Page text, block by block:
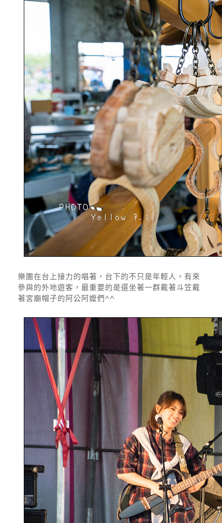
樂團在台上接力的唱著，台下的不只是年輕人，有來
參與的外地遊客，最重要的是還坐著一群戴著斗笠戴
著宮廟帽子的阿公阿嬤們^^